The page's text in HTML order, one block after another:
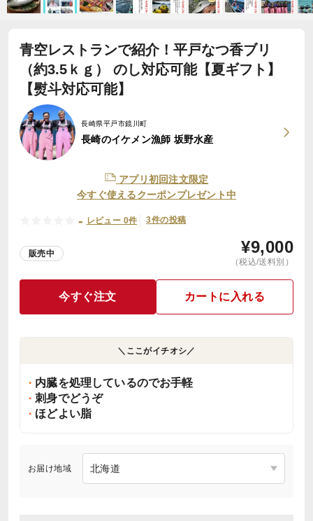
青空レストランで紹介！平戸なつ香ブリ
（約3.5ｋｇ） のし対応可能【夏ギフト】
【熨斗対応可能】
長崎県平戸市鏡川町
長崎のイケメン漁師 坂野水産
アプリ初回注文限定
今すぐ使えるクーポンプレゼント中
- レビュー 0件 3件の投稿
販売中 ¥9,000
（税込/送料別）
今すぐ注文 カートに入れる
＼ここがイチオシ／
内臓を処理しているのでお手軽
刺身でどうぞ
ほどよい脂
お届け地域